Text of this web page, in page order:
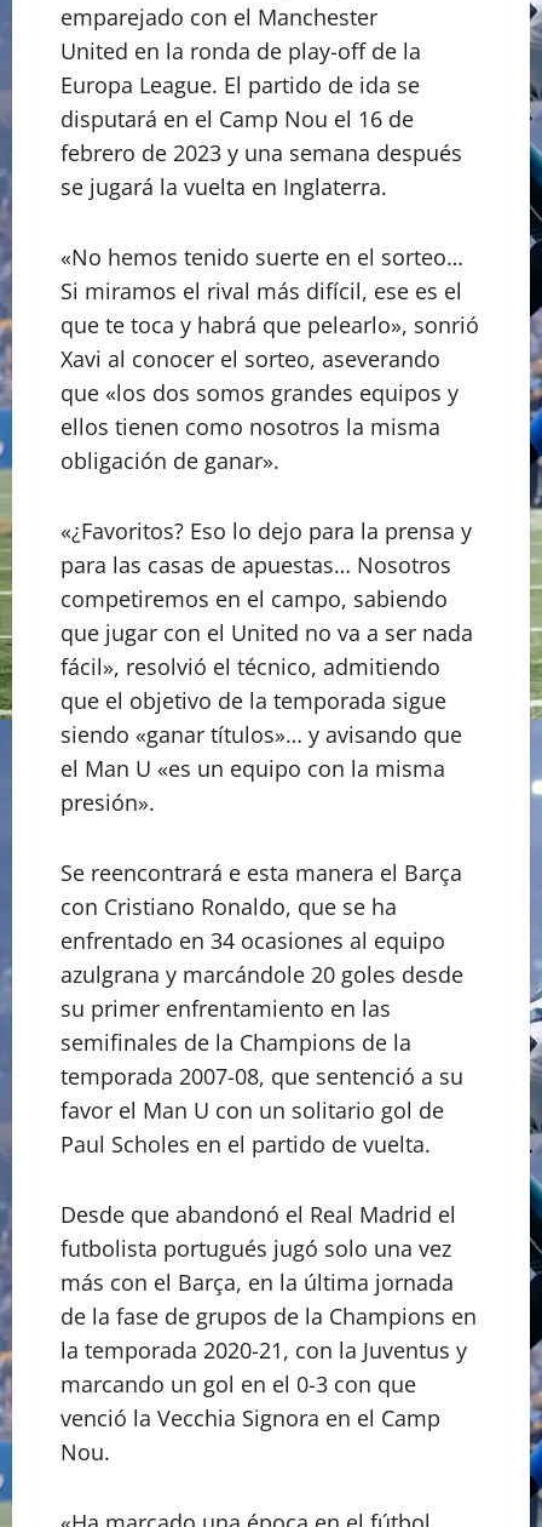
emparejado con el Manchester
United en la ronda de play-off de la
Europa League. El partido de ida se
disputará en el Camp Nou el 16 de
febrero de 2023 y una semana después
se jugará la vuelta en Inglaterra.
«No hemos tenido suerte en el sorteo…
Si miramos el rival más difícil, ese es el
que te toca y habrá que pelearlo», sonrió
Xavi al conocer el sorteo, aseverando
que «los dos somos grandes equipos y
ellos tienen como nosotros la misma
obligación de ganar».
«¿Favoritos? Eso lo dejo para la prensa y
para las casas de apuestas… Nosotros
competiremos en el campo, sabiendo
que jugar con el United no va a ser nada
fácil», resolvió el técnico, admitiendo
que el objetivo de la temporada sigue
siendo «ganar títulos»… y avisando que
el Man U «es un equipo con la misma
presión».
Se reencontrará e esta manera el Barça
con Cristiano Ronaldo, que se ha
enfrentado en 34 ocasiones al equipo
azulgrana y marcándole 20 goles desde
su primer enfrentamiento en las
semifinales de la Champions de la
temporada 2007-08, que sentenció a su
favor el Man U con un solitario gol de
Paul Scholes en el partido de vuelta.
Desde que abandonó el Real Madrid el
futbolista portugués jugó solo una vez
más con el Barça, en la última jornada
de la fase de grupos de la Champions en
la temporada 2020-21, con la Juventus y
marcando un gol en el 0-3 con que
venció la Vecchia Signora en el Camp
Nou.